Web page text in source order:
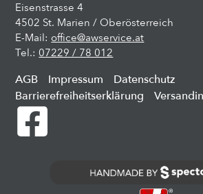
AGB Impressum
Datenschutz
Barrierefreiheitserklärung
Eisenstrasse 4
4502 St. Marien / Oberösterreich
E-Mail:office@awservice.at
Tel.:07229 / 78 012
handmade